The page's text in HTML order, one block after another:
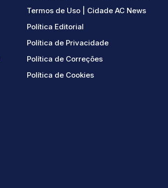
Termos de Uso | Cidade AC News
Política Editorial
Política de Privacidade
Política de Correções
Política de Cookies